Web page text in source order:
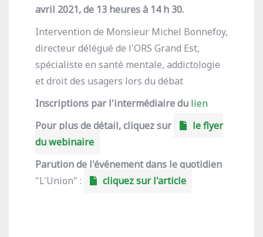
avril 2021, de 13 heures à 14 h 30.
Intervention de Monsieur Michel Bonnefoy,
directeur délégué de l'ORS Grand Est,
spécialiste en santé mentale, addictologie
et droit des usagers lors du débat
Inscriptions par l'intermédiaire du lien
Pour plus de détail, cliquez sur
le flyer
du webinaire
Parution de l'événement dans le quotidien
"L'Union" :
cliquez sur l'article